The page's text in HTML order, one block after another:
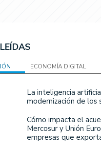
ECONOMÍA DIGITAL
La inteligencia
modernización de los
Cómo impacta el
Mercosur y Unión
empresas que